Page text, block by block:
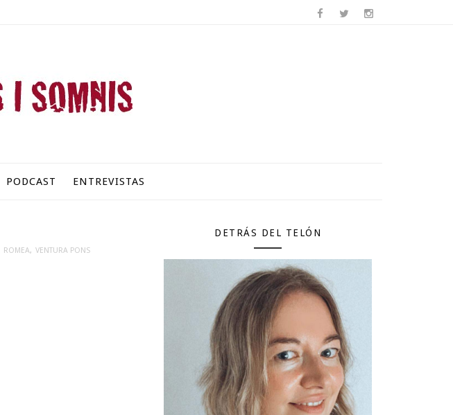
PODCAST ENTREVISTAS
ROMEA, VENTURA PONS
DETRÁS DEL TELÓN